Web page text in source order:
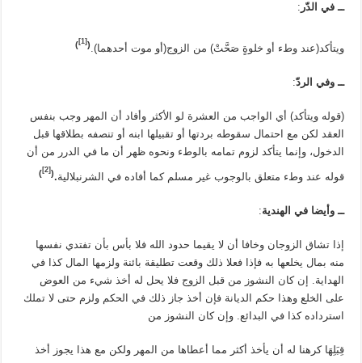
ــ في الدّر :
ويتأكد(عند وطء أو خلوةٍ صَحَّتْ) من الزوج(أو موت أحدهما).(
[1]
)
ــ وفي الردّ:
(قوله ويتأكد) أي الواجب من العشرة لو الأكثر وأفاد أن المهر وجب بنفس
العقد لكن مع احتمال سقوطه بردتها أو تقبيلها ابنه أو تنصفه بطلاقها قبل
الدخول، وإنما يتأكد لزوم تمامه بالوطء ونحوه ظهر أن ما في الدرر من أن
قوله عند وطء متعلق بالوجوب غير مسلم كما أفاده في الشرنبلالية.
(
[2]
)
ــ وأیضا في الهندیة:
إذا تشاق الزوجان وخافا أن لا يقيما حدود الله فلا بأس بأن تفتدي نفسها
منه بمال يخلعها به فإذا فعلا ذلك وقعت تطليقة بائنة ولزمها المال كذا في
الهداية. إن كان النشوز من قبل الزوج فلا يحل له أخذ شيء من العوض
على الخلع وهذا حكم الديانة فإن أخذ جاز ذلك في الحكم ولزم حتى لا تملك
استرداده كذا في البدائع. وإن كان النشوز من
قِبَلِهَا كرهنا له أن يأخذ أكثر مما أعطاها من المهر ولكن مع هذا يجوز أخذ